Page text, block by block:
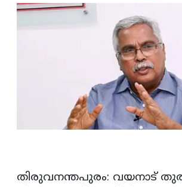
തിരുവനന്തപുരം: വയനാട്